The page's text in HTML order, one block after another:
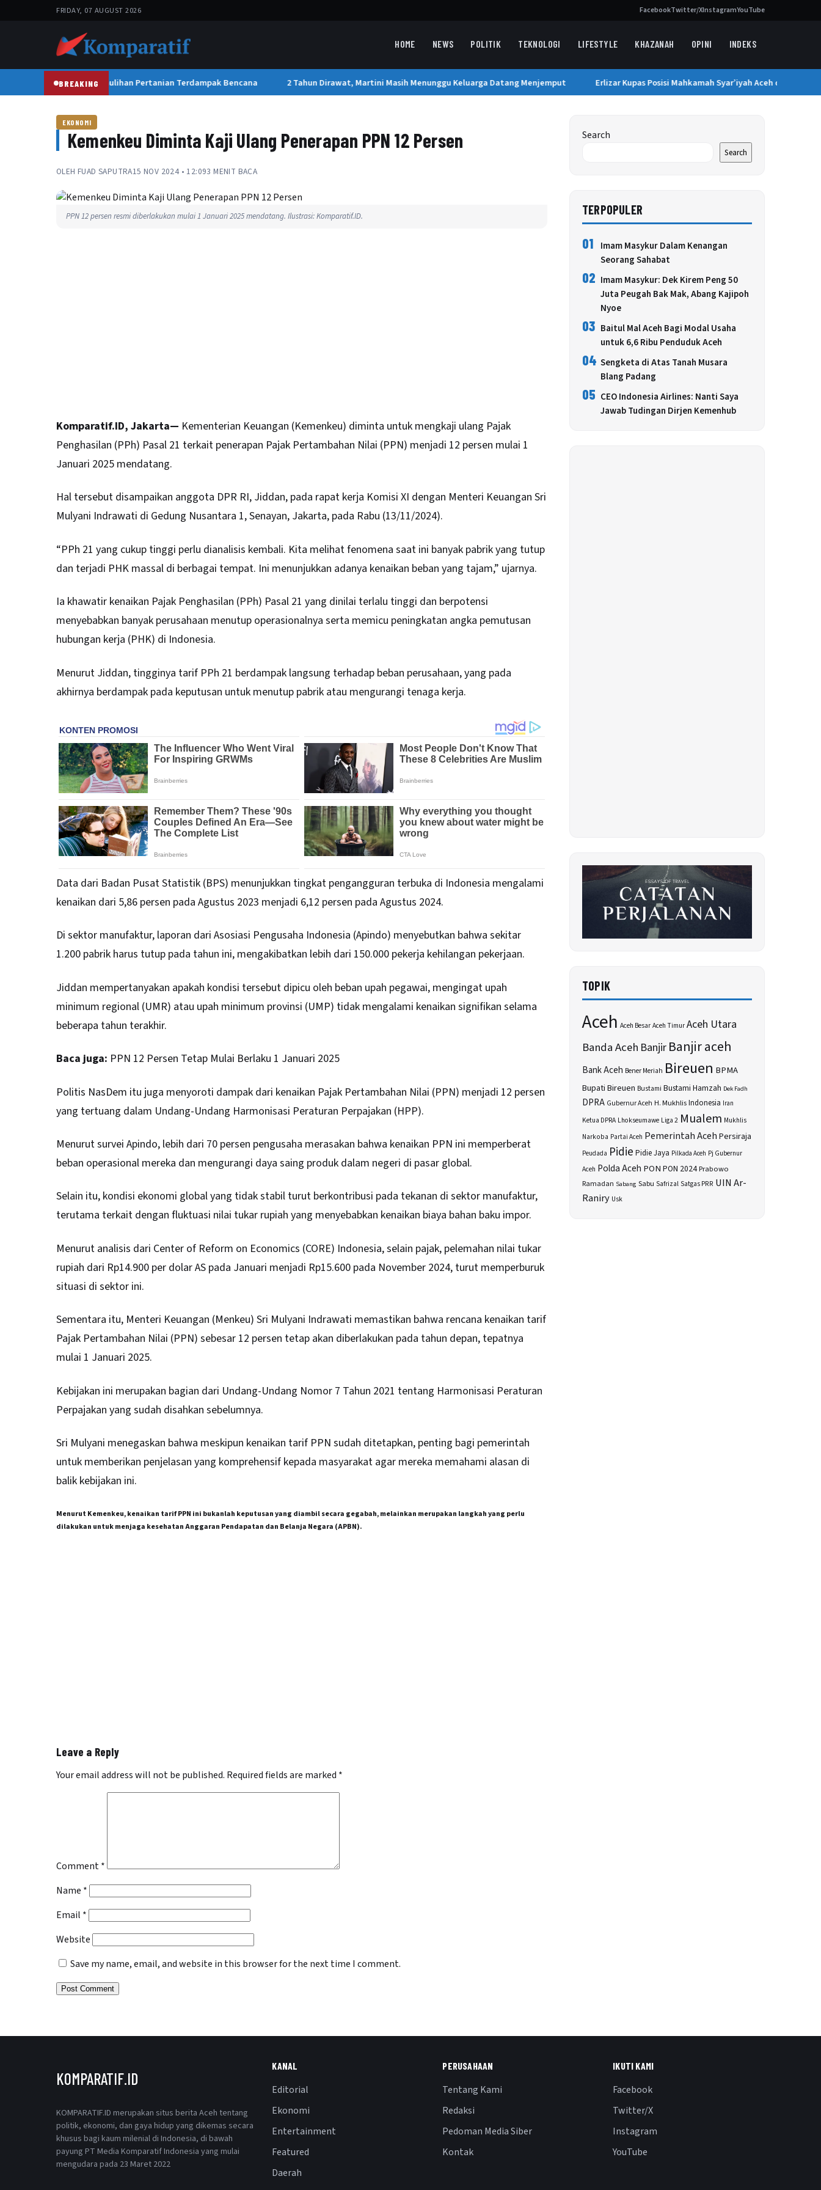
FRIDAY, 07 AUGUST 2026 FacebookTwitter/XInstagramYouTube
HOME NEWS POLITIK TEKNOLOGI LIFESTYLE KHAZANAH OPINI INDEKS
BREAKING
Satgas PRR Kebut Pemulihan Pertanian Terdampak Bencana 2 Tahun Dirawat, Martini Masih Menunggu Keluarga Datang Menjemput Erlizar Kupas Posisi Mahkamah Syar’iyah Aceh di Sistem
EKONOMI
Kemenkeu Diminta Kaji Ulang Penerapan PPN 12 Persen
OLEH FUAD SAPUTRA15 NOV 2024 • 12:093 MENIT BACA
PPN 12 persen resmi diberlakukan mulai 1 Januari 2025 mendatang. Ilustrasi: Komparatif.ID.
Komparatif.ID, Jakarta— Kementerian Keuangan (Kemenkeu) diminta untuk mengkaji ulang Pajak
Penghasilan (PPh) Pasal 21 terkait penerapan Pajak Pertambahan Nilai (PPN) menjadi 12 persen mulai 1
Januari 2025 mendatang.
Hal tersebut disampaikan anggota DPR RI, Jiddan, pada rapat kerja Komisi XI dengan Menteri Keuangan Sri
Mulyani Indrawati di Gedung Nusantara 1, Senayan, Jakarta, pada Rabu (13/11/2024).
“PPh 21 yang cukup tinggi perlu dianalisis kembali. Kita melihat fenomena saat ini banyak pabrik yang tutup
dan terjadi PHK massal di berbagai tempat. Ini menunjukkan adanya kenaikan beban yang tajam,” ujarnya.
Ia khawatir kenaikan Pajak Penghasilan (PPh) Pasal 21 yang dinilai terlalu tinggi dan berpotensi
menyebabkan banyak perusahaan menutup operasionalnya serta memicu peningkatan angka pemutusan
hubungan kerja (PHK) di Indonesia.
Menurut Jiddan, tingginya tarif PPh 21 berdampak langsung terhadap beban perusahaan, yang pada
akhirnya berdampak pada keputusan untuk menutup pabrik atau mengurangi tenaga kerja.
Data dari Badan Pusat Statistik (BPS) menunjukkan tingkat pengangguran terbuka di Indonesia mengalami
kenaikan dari 5,86 persen pada Agustus 2023 menjadi 6,12 persen pada Agustus 2024.
Di sektor manufaktur, laporan dari Asosiasi Pengusaha Indonesia (Apindo) menyebutkan bahwa sekitar
1.200 pabrik harus tutup pada tahun ini, mengakibatkan lebih dari 150.000 pekerja kehilangan pekerjaan.
Jiddan mempertanyakan apakah kondisi tersebut dipicu oleh beban upah pegawai, mengingat upah
minimum regional (UMR) atau upah minimum provinsi (UMP) tidak mengalami kenaikan signifikan selama
beberapa tahun terakhir.
Baca juga: PPN 12 Persen Tetap Mulai Berlaku 1 Januari 2025
Politis NasDem itu juga menyoroti dampak dari kenaikan Pajak Pertambahan Nilai (PPN) menjadi 12 persen
yang tertuang dalam Undang-Undang Harmonisasi Peraturan Perpajakan (HPP).
Menurut survei Apindo, lebih dari 70 persen pengusaha merasakan bahwa kenaikan PPN ini memperberat
beban operasional mereka dan mengurangi daya saing produk dalam negeri di pasar global.
Selain itu, kondisi ekonomi global yang tidak stabil turut berkontribusi pada tekanan di sektor manufaktur,
terutama terkait dengan fluktuasi nilai tukar rupiah yang menyebabkan kenaikan biaya bahan baku impor.
Menurut analisis dari Center of Reform on Economics (CORE) Indonesia, selain pajak, pelemahan nilai tukar
rupiah dari Rp14.900 per dolar AS pada Januari menjadi Rp15.600 pada November 2024, turut memperburuk
situasi di sektor ini.
Sementara itu, Menteri Keuangan (Menkeu) Sri Mulyani Indrawati memastikan bahwa rencana kenaikan tarif
Pajak Pertambahan Nilai (PPN) sebesar 12 persen tetap akan diberlakukan pada tahun depan, tepatnya
mulai 1 Januari 2025.
Kebijakan ini merupakan bagian dari Undang-Undang Nomor 7 Tahun 2021 tentang Harmonisasi Peraturan
Perpajakan yang sudah disahkan sebelumnya.
Sri Mulyani menegaskan bahwa meskipun kenaikan tarif PPN sudah ditetapkan, penting bagi pemerintah
untuk memberikan penjelasan yang komprehensif kepada masyarakat agar mereka memahami alasan di
balik kebijakan ini.
Menurut Kemenkeu, kenaikan tarif PPN ini bukanlah keputusan yang diambil secara gegabah, melainkan merupakan langkah yang perlu
dilakukan untuk menjaga kesehatan Anggaran Pendapatan dan Belanja Negara (APBN).
Leave a Reply
Your email address will not be published. Required fields are marked *
Comment*
Name *
Email *
Website
Save my name, email, and website in this browser for the next time I comment.
Search
Search
TERPOPULER
01
Imam Masykur Dalam Kenangan
Seorang Sahabat
02 Imam Masykur: Dek Kirem Peng 50
Juta Peugah Bak Mak, Abang Kajipoh
Nyoe
03 Baitul Mal Aceh Bagi Modal Usaha
untuk 6,6 Ribu Penduduk Aceh
04 Sengketa di Atas Tanah Musara
Blang Padang
05 CEO Indonesia Airlines: Nanti Saya
Jawab Tudingan Dirjen Kemenhub
TOPIK
Aceh Aceh BesarAceh TimurAceh Utara
Banda Aceh BanjirBanjir aceh
Bank Aceh Bener Meriah Bireuen BPMA
Bupati Bireuen Bustami Bustami Hamzah Dek Fadh
DPRA Gubernur Aceh H. MukhlisIndonesia Iran
Ketua DPRA Lhokseumawe Liga 2 Mualem Mukhlis
Narkoba Partai Aceh Pemerintah AcehPersiraja
Peudada Pidie Pidie Jaya Pilkada Aceh Pj Gubernur
Aceh Polda Aceh PON PON 2024Prabowo
Ramadan Sabang Sabu Safrizal Satgas PRR UIN Ar-
Raniry Usk
KOMPARATIF.ID
KOMPARATIF.ID merupakan situs berita Aceh tentang
politik, ekonomi, dan gaya hidup yang dikemas secara
khusus bagi kaum milenial di Indonesia, di bawah
payung PT Media Komparatif Indonesia yang mulai
mengudara pada 23 Maret 2022
KANAL
Editorial
Ekonomi
Entertainment
Featured
Daerah
PERUSAHAAN
Tentang Kami
Redaksi
Pedoman Media Siber
Kontak
IKUTI KAMI
Facebook
Twitter/X
Instagram
YouTube